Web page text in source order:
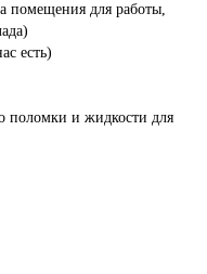
помещения для работы,
есть)
поломки и жидкости для